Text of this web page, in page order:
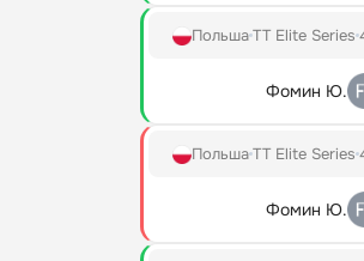
ПольшаTT Elite Series
Фомин Ю.
ПольшаTT Elite Series
Фомин Ю.